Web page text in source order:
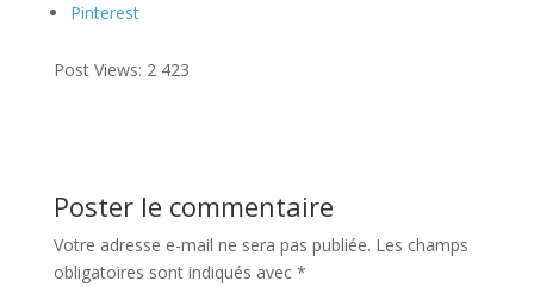
Pinterest
Post Views: 2 423
Poster le commentaire
Votre adresse e-mail ne sera pas publiée. Les champs
obligatoires sont indiqués avec *